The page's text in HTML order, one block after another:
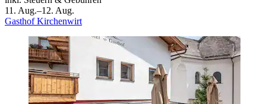
11. Aug.–12. Aug.
Gasthof Kirchenwirt